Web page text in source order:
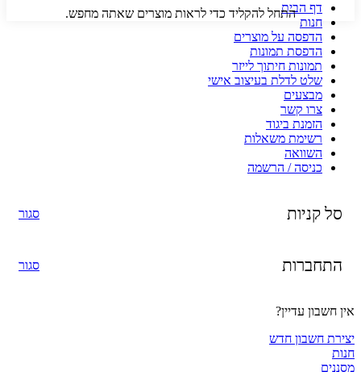
התחל להקליד כדי לראות מוצרים שאתה מחפש.דף הבית
חנות
הדפסה על מוצרים
הדפסת תמונות
תמונות חיתוך לייזר
שלט לדלת בעיצוב אישי
מבצעים
צרו קשר
הזמנת ביגוד
רשימת משאלות
השוואה
כניסה / הרשמה
סל קניות סגור
התחברות סגור
אין חשבון עדיין?
יצירת חשבון חדש
חנות
מסננים